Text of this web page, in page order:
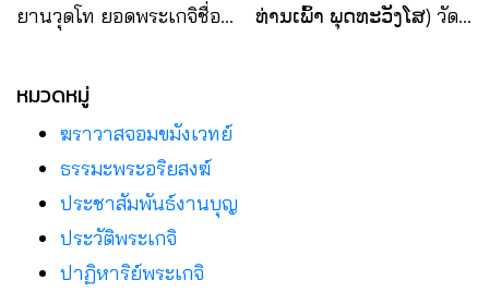
ยานวุดโท ยอดพระเกจิชื่อ
ທ່ານເພົ້າ ພຸດທະວັງໂສ) วัด
หมวดหมู่
ฆราวาสจอมขมังเวทย์
ธรรมะพระอริยสงฆ์
ประชาสัมพันธ์งานบุญ
ประวัติพระเกจิ
ปาฏิหาริย์พระเกจิ